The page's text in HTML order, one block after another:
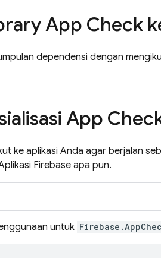
App Check
dependensi dengan
App
ke aplikasi Anda agar berjalan
Firebase apa pun.
untuk